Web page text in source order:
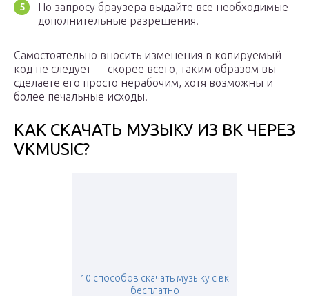
По запросу браузера выдайте все необходимые
дополнительные разрешения.
Самостоятельно вносить изменения в копируемый
код не следует — скорее всего, таким образом вы
сделаете его просто нерабочим, хотя возможны и
более печальные исходы.
КАК СКАЧАТЬ МУЗЫКУ ИЗ ВК ЧЕРЕЗ
VKMUSIC?
10 способов скачать музыку с вк
бесплатно